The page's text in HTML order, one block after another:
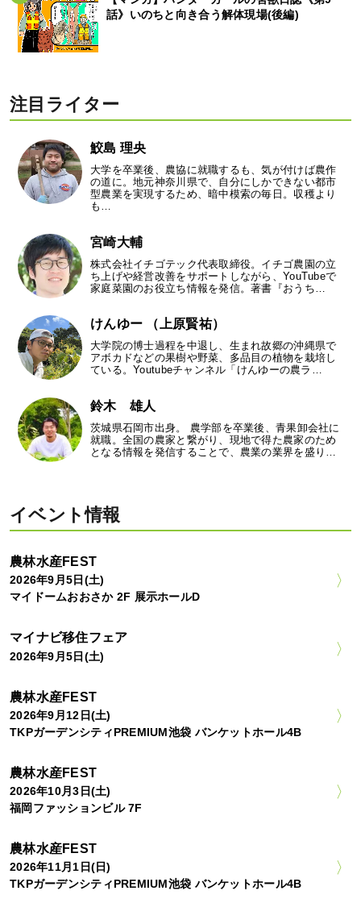
話》いのちと向き合う解体現場(後編)
注目ライター
鮫島 理央
大学を卒業後、農協に就職するも、気が付けば農作
の道に。地元神奈川県で、自分にしかできない都市
型農業を実現するため、暗中模索の毎日。収穫より
も…
宮崎大輔
株式会社イチゴテック代表取締役。イチゴ農園の立
ち上げや経営改善をサポートしながら、YouTubeで
家庭菜園のお役立ち情報を発信。著書『おうち…
けんゆー （上原賢祐）
大学院の博士過程を中退し、生まれ故郷の沖縄県で
アボカドなどの果樹や野菜、多品目の植物を栽培し
ている。Youtubeチャンネル「けんゆーの農ラ…
鈴木 雄人
茨城県石岡市出身。 農学部を卒業後、青果卸会社に
就職。全国の農家と繋がり、現地で得た農家のため
となる情報を発信することで、農業の業界を盛り…
イベント情報
農林水産FEST
2026年9月5日(土)
マイドームおおさか 2F 展示ホールD
マイナビ移住フェア
2026年9月5日(土)
農林水産FEST
2026年9月12日(土)
TKPガーデンシティPREMIUM池袋 バンケットホール4B
農林水産FEST
2026年10月3日(土)
福岡ファッションビル 7F
農林水産FEST
2026年11月1日(日)
TKPガーデンシティPREMIUM池袋 バンケットホール4B